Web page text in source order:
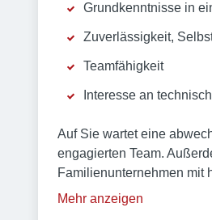
Grundkenntnisse in
Zuverlässigkeit,
Teamfähigkeit
Interesse an
Auf Sie wartet eine
engagierten Team.
Familienunternehmen mit
Mehr anzeigen